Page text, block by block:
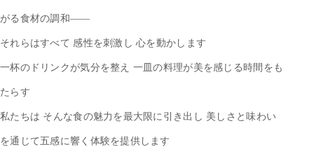
がる食材の調和——
それらはすべて 感性を刺激し 心を動かします
一杯のドリンクが気分を整え 一皿の料理が美を感じる時間をも
たらす
私たちは そんな食の魅力を最大限に引き出し 美しさと味わい
を通じて五感に響く体験を提供します